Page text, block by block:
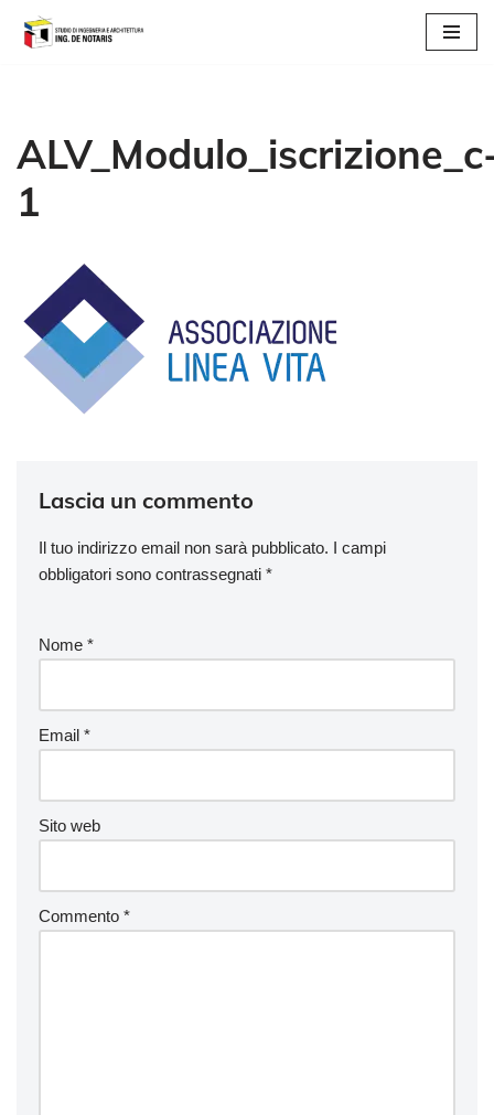
1
Lascia un commento
Il tuo indirizzo email non sarà pubblicato. I campi
obbligatori sono contrassegnati *
Nome *
Email *
Sito web
Commento *